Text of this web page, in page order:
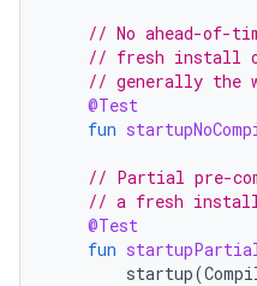
// No ahead-of-
// fresh install
// generally the
@Test
fun
// Partial pre-
// a fresh install
@Test
fun
startup(